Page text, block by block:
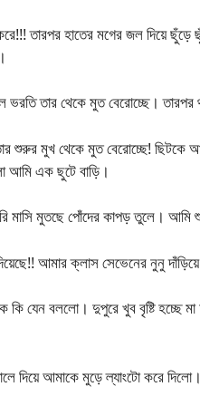
তারপর হাতের মগের জল দিয়ে
ভরতি তার থেকে মুত বেরোচ্ছে।
শুরুর মুখ থেকে মুত বেরোচ্ছে!
আমি এক ছুটে বাড়ি।
মাসি মুতছে পোঁদের কাপড় তুলে। আমি
আমার ক্লাস সেভেনের নুনু
কি যেন বললো। দুপুরে খুব বৃষ্টি হচ্ছে
দিয়ে আমাকে মুড়ে ল্যাংটো করে